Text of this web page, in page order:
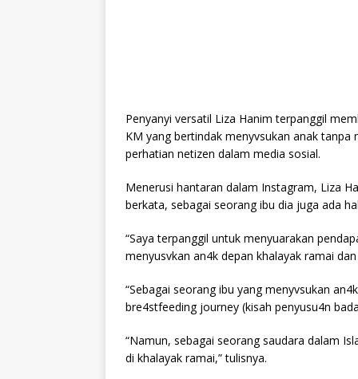
Penyanyi versatil Liza Hanim terpanggil
KM yang bertindak menyvsukan anak
perhatian netizen dalam media sosial.
Menerusi hantaran dalam Instagram, Liza
berkata, sebagai seorang ibu dia juga ada
“Saya terpanggil untuk menyuarakan
menyusvkan an4k depan khalayak ramai
“Sebagai seorang ibu yang menyvsukan
bre4stfeeding journey (kisah penyusu4n
“Namun, sebagai seorang saudara dalam
di khalayak ramai,” tulisnya.